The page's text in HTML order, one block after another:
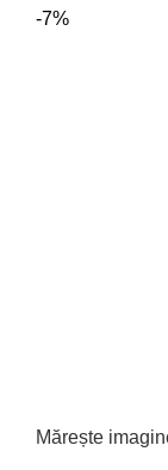
-7%
Mărește